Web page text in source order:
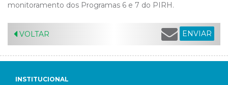
monitoramento dos Programas 6 e 7 do PIRH.
VOLTAR ENVIAR
INSTITUCIONAL